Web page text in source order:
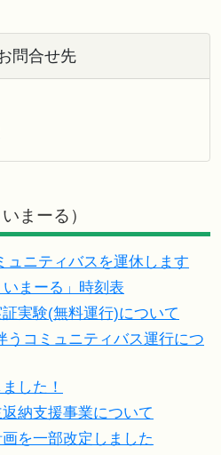
問合せ先
まーる）
ュニティバスを運休します
まーる」時刻表
実験(無料運行)について
うコミュニティバス運行につ
した！
納支援事業について
を一部改定しました